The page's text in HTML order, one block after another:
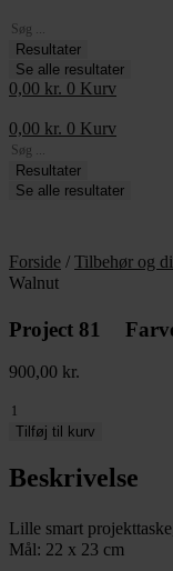
Search
...Resultater
Se alle resultater
0,00 kr. 0 Kurv
0,00 kr. 0 Kurv
Search
...Resultater
Se alle resultater
Forside / Tilbehør og
Walnut
Project 81
900,00 kr.
Project
81
Farve:
antal
Tilføj til kurv
Beskrivelse
Lille smart
Mål: 22 x 23 cm